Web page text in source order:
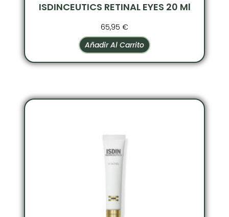
ISDINCEUTICS RETINAL EYES 20 Ml
65,95 €
Añadir Al Carrito